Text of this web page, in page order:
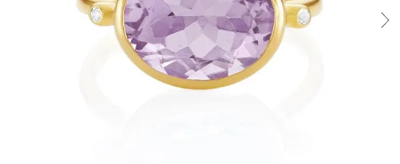
すべてのジュエリー